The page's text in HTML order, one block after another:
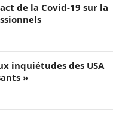
de la Covid-19 sur la
inquiétudes des USA
»